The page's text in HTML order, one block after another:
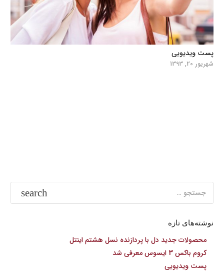
پست ویدیویی
شهریور 20, 1393
برای:
نوشته‌های تازه
محصولات جدید دل با پردازنده نسل هشتم اینتل
کروم باکس 3 ایسوس معرفی شد
پست ویدیویی